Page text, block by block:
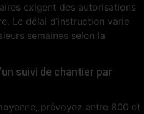
exigent des autorisations
Le délai d’instruction varie
semaines selon la
suivi de chantier par
prévoyez entre 800 et